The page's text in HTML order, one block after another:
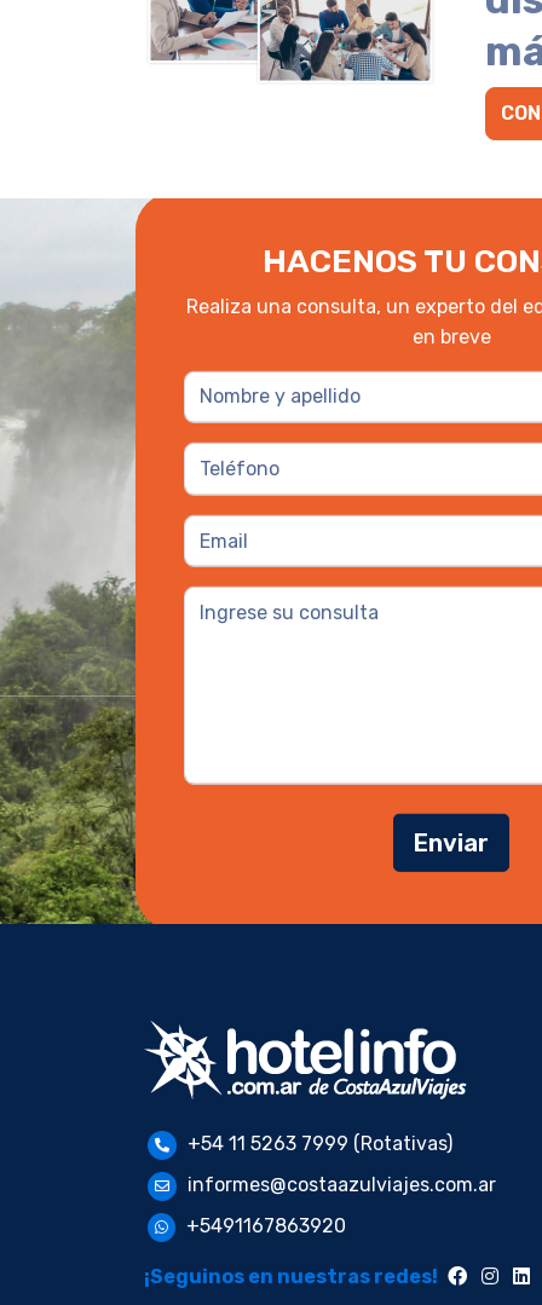
HACENOS TU
Realiza una consulta, un experto del
en breve
Enviar
+54 11 5263 7999 (Rotativas)
informes@costaazulviajes.com.ar
+5491167863920
¡Seguinos en nuestras redes!